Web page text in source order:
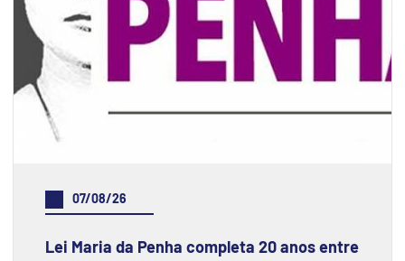
07/08/26
Lei Maria da Penha completa 20 anos entre